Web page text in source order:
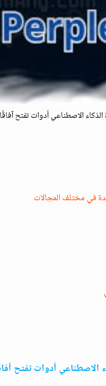
الذكاء الاصطناعي أدوات تفتح
في مختلف المجالات
الاصطناعي أدوات تفتح